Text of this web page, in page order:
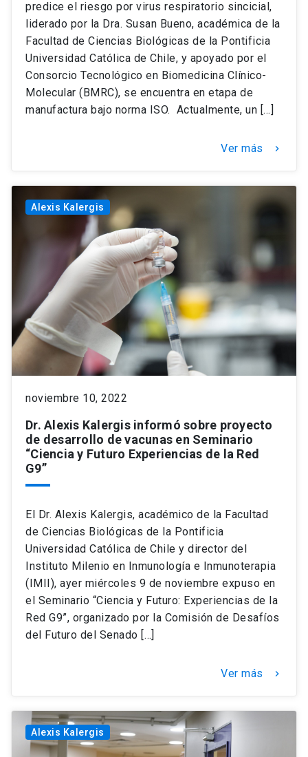
predice el riesgo por virus respiratorio sincicial,
liderado por la Dra. Susan Bueno, académica de la
Facultad de Ciencias Biológicas de la Pontificia
Universidad Católica de Chile, y apoyado por el
Consorcio Tecnológico en Biomedicina Clínico-
Molecular (BMRC), se encuentra en etapa de
manufactura bajo norma ISO. Actualmente, un […]
Ver más keyboard_arrow_right
Alexis Kalergis
noviembre 10, 2022
Dr. Alexis Kalergis informó sobre proyecto
de desarrollo de vacunas en Seminario
“Ciencia y Futuro Experiencias de la Red
G9”
El Dr. Alexis Kalergis, académico de la Facultad
de Ciencias Biológicas de la Pontificia
Universidad Católica de Chile y director del
Instituto Milenio en Inmunología e Inmunoterapia
(IMII), ayer miércoles 9 de noviembre expuso en
el Seminario “Ciencia y Futuro: Experiencias de la
Red G9”, organizado por la Comisión de Desafíos
del Futuro del Senado […]
Ver más keyboard_arrow_right
Alexis Kalergis